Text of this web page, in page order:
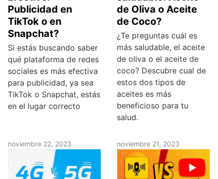
Publicidad en
TikTok o en
Snapchat?
Si estás buscando saber
qué plataforma de redes
sociales es más efectiva
para publicidad, ya sea
TikTok o Snapchat, estás
en el lugar correcto
de Oliva o Aceite
de Coco?
¿Te preguntas cuál es
más saludable, el aceite
de oliva o el aceite de
coco? Descubre cual de
estos dos tipos de
aceites es más
beneficioso para tu
salud.
noviembre 22, 2023 noviembre 21, 2023